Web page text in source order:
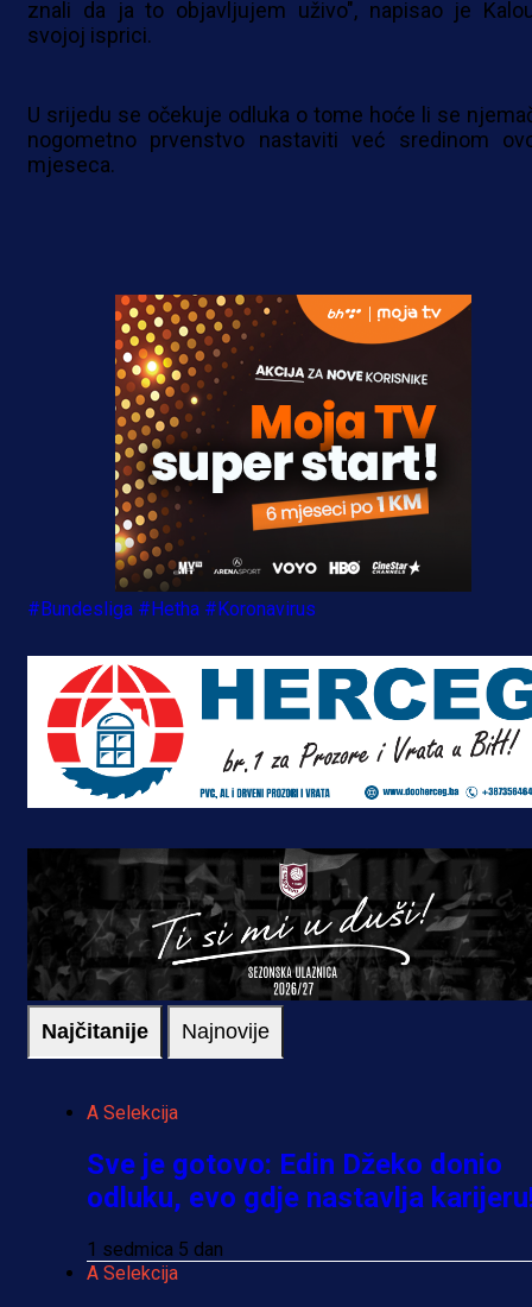
znali da ja to objavljujem uživo", napisao je
svojoj isprici.
U srijedu se očekuje odluka o tome hoće li se
nogometno prvenstvo nastaviti već sredinom
mjeseca.
#Bundesliga #Hetha #Koronavirus
Najčitanije Najnovije
A Selekcija
Sve je gotovo: Edin Džeko donio
odluku, evo gdje nastavlja
1 sedmica 5 dan
A Selekcija